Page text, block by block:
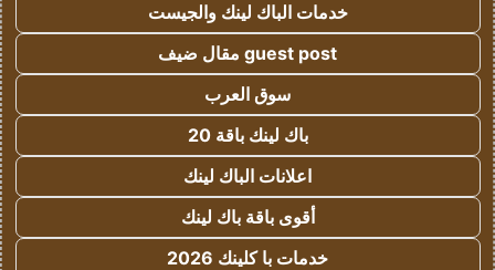
خدمات الباك لينك والجيست
guest post مقال ضيف
سوق العرب
باك لينك باقة 20
اعلانات الباك لينك
أقوى باقة باك لينك
خدمات با كلينك 2026